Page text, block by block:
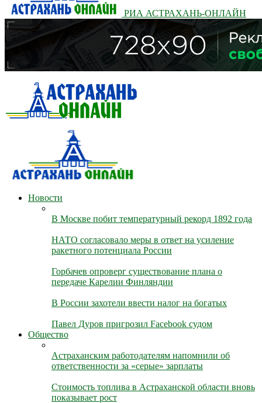
РИА АСТРАХАНЬ-ОНЛАЙН
Новости
В Москве побит температурный рекорд 1892 года
НАТО согласовало меры в ответ на усиление
ракетного потенциала России
Горбачев опроверг существование плана о
передаче Карелии Финляндии
В России захотели ввести налог на богатых
Павел Дуров пригрозил Facebook судом
Общество
Астраханским работодателям напомнили об
ответственности за «серые» зарплаты
Стоимость топлива в Астраханской области вновь
показывает рост